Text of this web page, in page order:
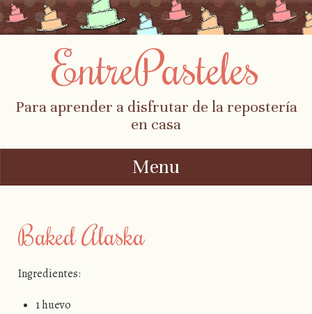
EntrePasteles
Para aprender a disfrutar de la repostería
en casa
Menu
Baked Alaska
Ingredientes:
1 huevo